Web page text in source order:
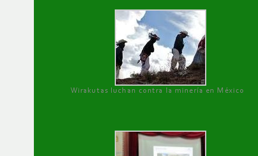
Wirakutas luchan contra la minería en México